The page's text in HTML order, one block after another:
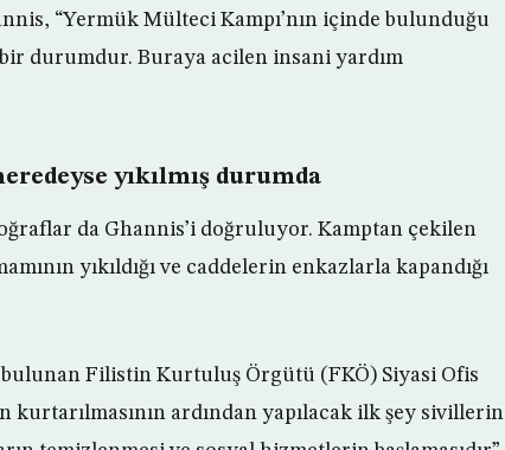
“Yermük Mülteci Kampı’nın içinde bulunduğu
durumdur. Buraya acilen insani yardım
yıkılmış durumda
da Ghannis’i doğruluyor. Kamptan çekilen
yıkıldığı ve caddelerin enkazlarla kapandığı
Filistin Kurtuluş Örgütü (FKÖ) Siyasi Ofis
kurtarılmasının ardından yapılacak ilk şey sivillerin